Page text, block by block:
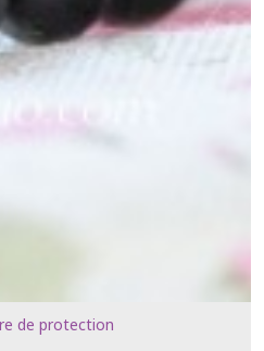
de protection